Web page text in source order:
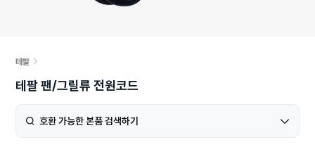
테팔
테팔 팬/그릴류 전원코드
호환 가능한 본품 검색하기